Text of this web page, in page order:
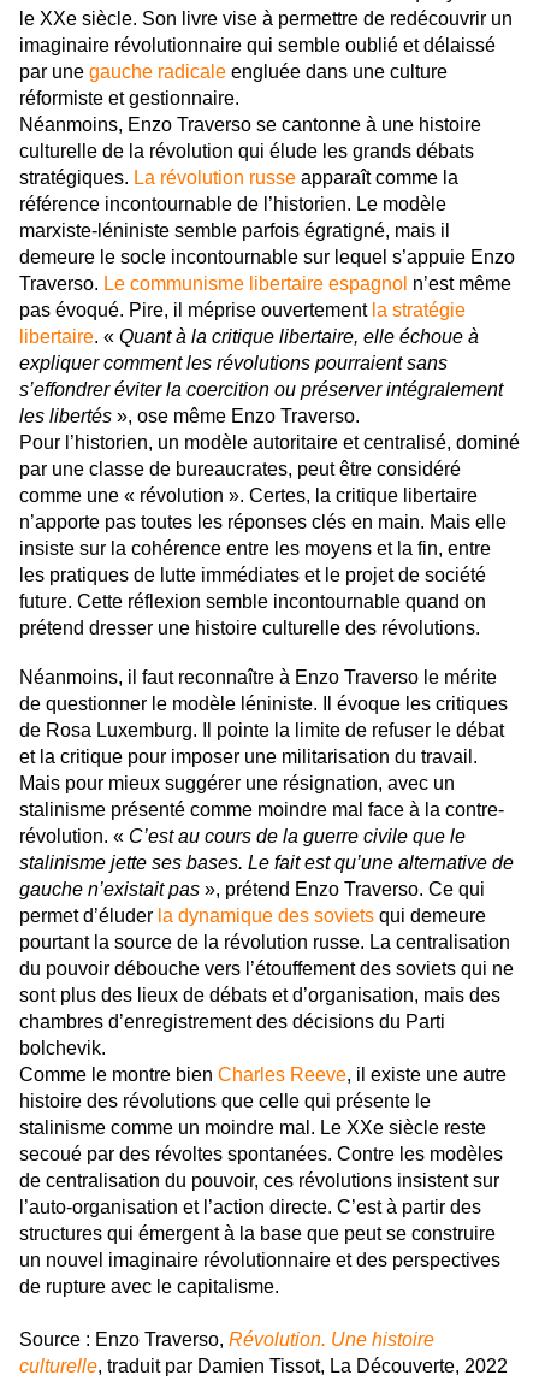
le XXe siècle. Son livre vise à permettre de redécouvrir un
imaginaire révolutionnaire qui semble oublié et délaissé
par une gauche radicale engluée dans une culture
réformiste et gestionnaire.
Néanmoins, Enzo Traverso se cantonne à une histoire
culturelle de la révolution qui élude les grands débats
stratégiques. La révolution russe apparaît comme la
référence incontournable de l’historien. Le modèle
marxiste-léniniste semble parfois égratigné, mais il
demeure le socle incontournable sur lequel s’appuie Enzo
Traverso. Le communisme libertaire espagnol n’est même
pas évoqué. Pire, il méprise ouvertement la stratégie
libertaire. « Quant à la critique libertaire, elle échoue à
expliquer comment les révolutions pourraient sans
s’effondrer éviter la coercition ou préserver intégralement
les libertés », ose même Enzo Traverso.
Pour l’historien, un modèle autoritaire et centralisé, dominé
par une classe de bureaucrates, peut être considéré
comme une « révolution ». Certes, la critique libertaire
n’apporte pas toutes les réponses clés en main. Mais elle
insiste sur la cohérence entre les moyens et la fin, entre
les pratiques de lutte immédiates et le projet de société
future. Cette réflexion semble incontournable quand on
prétend dresser une histoire culturelle des révolutions.
Néanmoins, il faut reconnaître à Enzo Traverso le mérite
de questionner le modèle léniniste. Il évoque les critiques
de Rosa Luxemburg. Il pointe la limite de refuser le débat
et la critique pour imposer une militarisation du travail.
Mais pour mieux suggérer une résignation, avec un
stalinisme présenté comme moindre mal face à la contre-
révolution. « C’est au cours de la guerre civile que le
stalinisme jette ses bases. Le fait est qu’une alternative de
gauche n’existait pas », prétend Enzo Traverso. Ce qui
permet d’éluder la dynamique des soviets qui demeure
pourtant la source de la révolution russe. La centralisation
du pouvoir débouche vers l’étouffement des soviets qui ne
sont plus des lieux de débats et d’organisation, mais des
chambres d’enregistrement des décisions du Parti
bolchevik.
Comme le montre bien Charles Reeve, il existe une autre
histoire des révolutions que celle qui présente le
stalinisme comme un moindre mal. Le XXe siècle reste
secoué par des révoltes spontanées. Contre les modèles
de centralisation du pouvoir, ces révolutions insistent sur
l’auto-organisation et l’action directe. C’est à partir des
structures qui émergent à la base que peut se construire
un nouvel imaginaire révolutionnaire et des perspectives
de rupture avec le capitalisme.
Source : Enzo Traverso, Révolution. Une histoire
culturelle, traduit par Damien Tissot, La Découverte, 2022